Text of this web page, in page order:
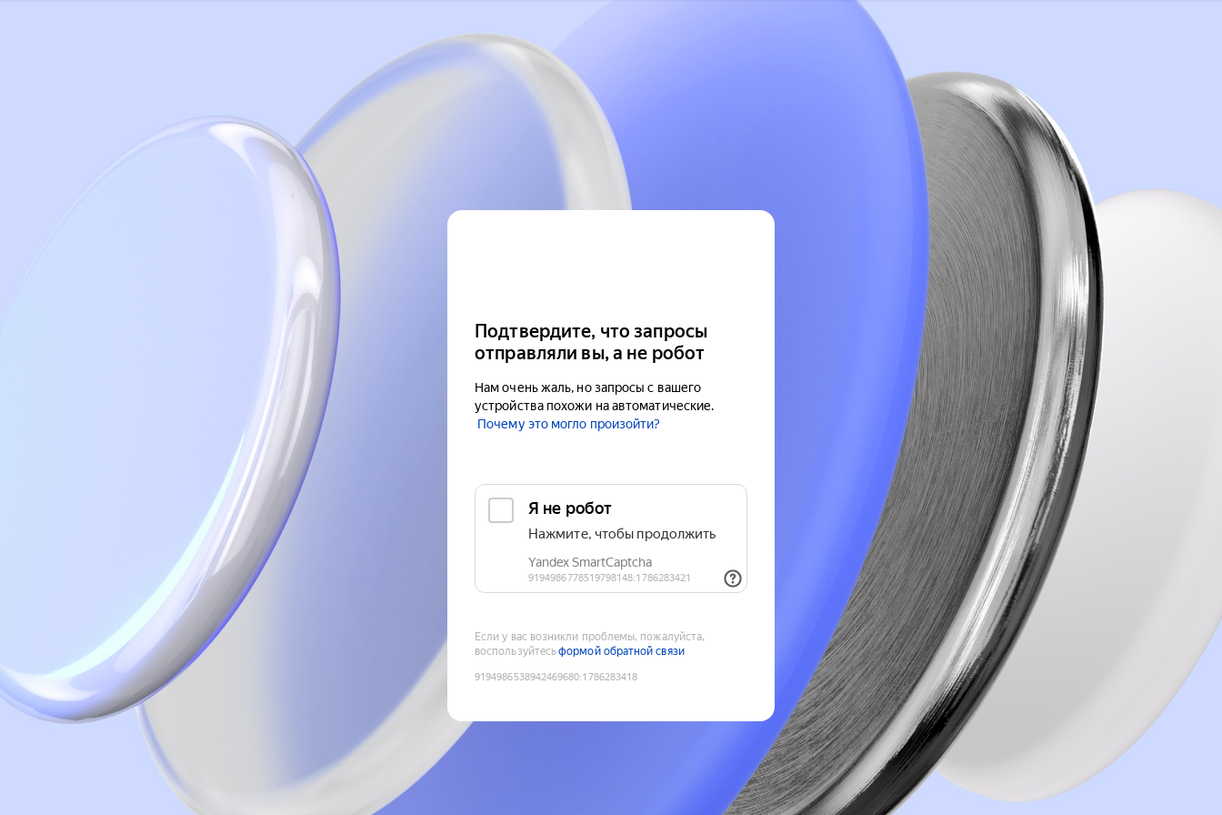
Подтвердите, что запросы
отправляли вы, а не робот
Нам очень жаль, но запросы с вашего
устройства похожи на автоматические.
Почему это могло произойти?
Если у вас возникли проблемы, пожалуйста,
воспользуйтесьформой обратной связи
9194986538942469680:1786283418